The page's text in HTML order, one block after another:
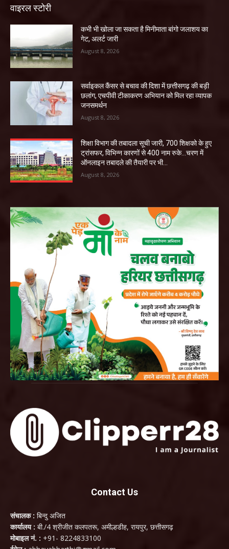
वाइरल स्टोरी
कभी भी खोला जा सकता है मिनीमाता बांगो जलाशय का
गेट, अलर्ट जारी
August 8, 2026
सर्वाइकल कैंसर से बचाव की दिशा में छत्तीसगढ़ की बड़ी
छलांग, एचपीवी टीकाकरण अभियान को मिल रहा व्यापक
जनसमर्थन
August 8, 2026
शिक्षा विभाग की तबादला सूची जारी, 700 शिक्षको के हुए
ट्रांसफर, विभिन्न कारणों से 400 नाम रुके…चरण में
ऑनलाइन तबादले की तैयारी पर भी...
August 8, 2026
Contact Us
संचालक : बिन्दु अजित
कार्यालय : बी./4 श्रीजीत कलपतरू, अमील्हडीह, रायपुर, छत्तीसगढ़
मोबाइल नं. : +91- 8224833100